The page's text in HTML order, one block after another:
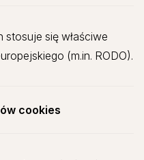
się właściwe
(m.in. RODO).
cookies